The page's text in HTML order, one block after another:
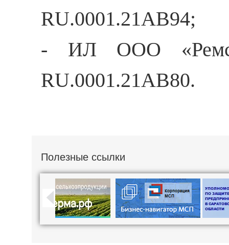
RU.0001.21АВ94;
- ИЛ ООО
RU.0001.21АВ80.
Полезные ссылки